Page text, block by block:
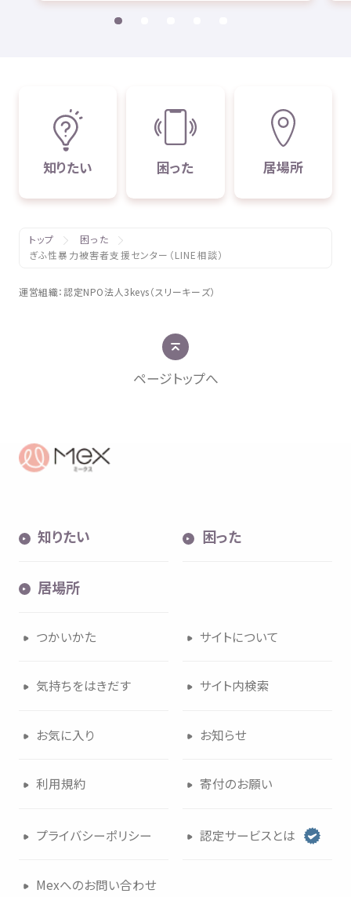
知りたい 困った 居場所
トップ
困った
ぎふ性暴力被害者支援センター（LINE相談）
運営組織：認定NPO法人 3keys（スリーキーズ）
ページトップへ
知りたい 困った
居場所
つかいかた サイトについて
気持ちをはきだす サイト内検索
お気に入 り お知らせ
利用規約 寄付のお願い
プライバシーポリシー 認定サービスとは
Mexへのお問い合わせ